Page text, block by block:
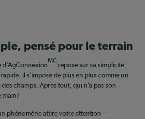
pensé pour le terrain
d’AgConnexion
MC
repose sur sa simplicité
il s’impose de plus en plus comme un
champs. Après tout, qui n’a pas son
main?
phénomène attire votre attention —